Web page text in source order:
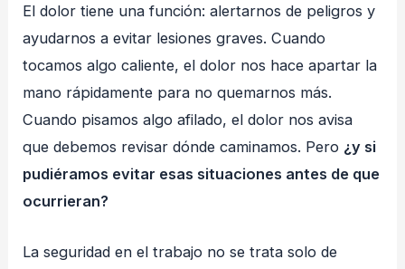
El dolor tiene una función: alertarnos de peligros y
ayudarnos a evitar lesiones graves. Cuando
tocamos algo caliente, el dolor nos hace apartar la
mano rápidamente para no quemarnos más.
Cuando pisamos algo afilado, el dolor nos avisa
que debemos revisar dónde caminamos. Pero ¿y si
pudiéramos evitar esas situaciones antes de que
ocurrieran?
La seguridad en el trabajo no se trata solo de